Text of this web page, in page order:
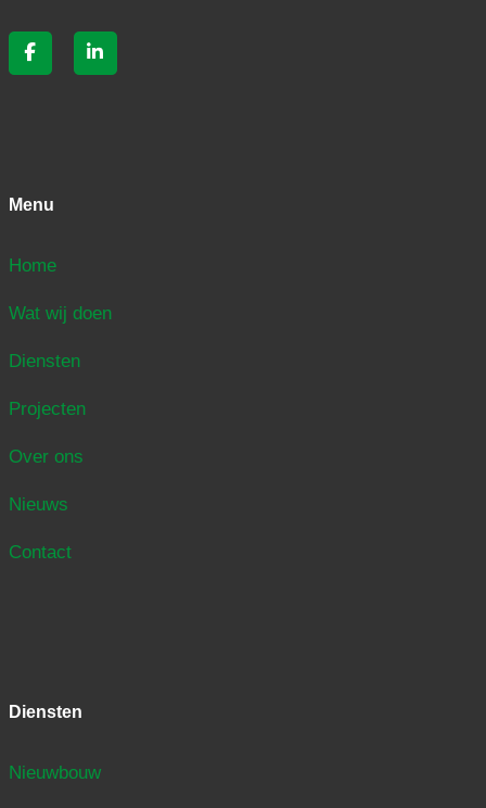
Menu
Home
Wat wij doen
Diensten
Projecten
Over ons
Nieuws
Contact
Diensten
Nieuwbouw